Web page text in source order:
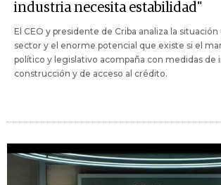
industria necesita estabilidad"
El CEO y presidente de Criba analiza la situación
sector y el enorme potencial que existe si el
político y legislativo acompaña con medidas de
construcción y de acceso al crédito.